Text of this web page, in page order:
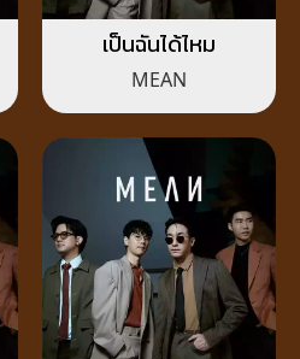
เป็นฉันได้ไหม
MEAN